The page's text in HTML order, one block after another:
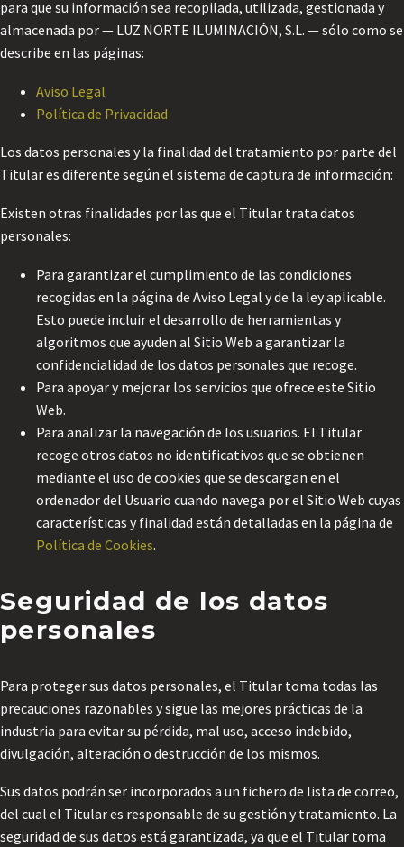
para que su información sea recopilada, utilizada, gestionada y
almacenada por — LUZ NORTE ILUMINACIÓN, S.L. — sólo como se
describe en las páginas:
Aviso Legal
Política de Privacidad
Los datos personales y la finalidad del tratamiento por parte del
Titular es diferente según el sistema de captura de información:
Existen otras finalidades por las que el Titular trata datos
personales:
Para garantizar el cumplimiento de las condiciones
recogidas en la página de Aviso Legal y de la ley aplicable.
Esto puede incluir el desarrollo de herramientas y
algoritmos que ayuden al Sitio Web a garantizar la
confidencialidad de los datos personales que recoge.
Para apoyar y mejorar los servicios que ofrece este Sitio
Web.
Para analizar la navegación de los usuarios. El Titular
recoge otros datos no identificativos que se obtienen
mediante el uso de cookies que se descargan en el
ordenador del Usuario cuando navega por el Sitio Web cuyas
características y finalidad están detalladas en la página de
Política de Cookies.
Seguridad de los datos
personales
Para proteger sus datos personales, el Titular toma todas las
precauciones razonables y sigue las mejores prácticas de la
industria para evitar su pérdida, mal uso, acceso indebido,
divulgación, alteración o destrucción de los mismos.
Sus datos podrán ser incorporados a un fichero de lista de correo,
del cual el Titular es responsable de su gestión y tratamiento. La
seguridad de sus datos está garantizada, ya que el Titular toma